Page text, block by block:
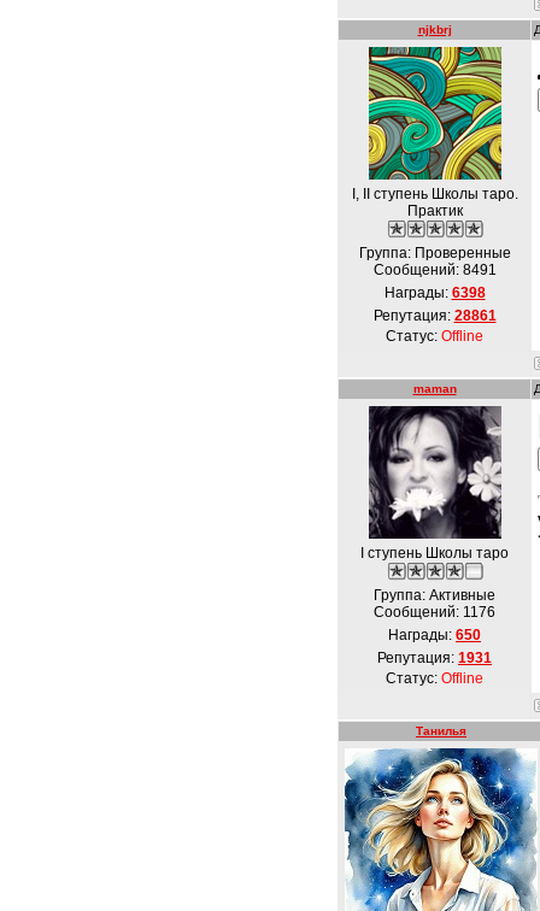
njkbrj
I, II ступень Школы таро.
Практик
Группа: Проверенные
Сообщений: 8491
Награды: 6398
Репутация: 28861
Статус: Offline
maman
I ступень Школы таро
Группа: Активные
Сообщений: 1176
Награды: 650
Репутация: 1931
Статус: Offline
Танилья